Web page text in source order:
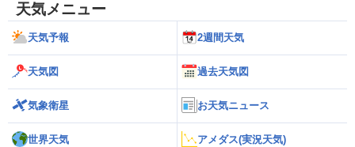
天気メニュー
天気予報 2週間天気
天気図 過去天気図
気象衛星 お天気ニュース
世界天気 アメダス(実況天気)